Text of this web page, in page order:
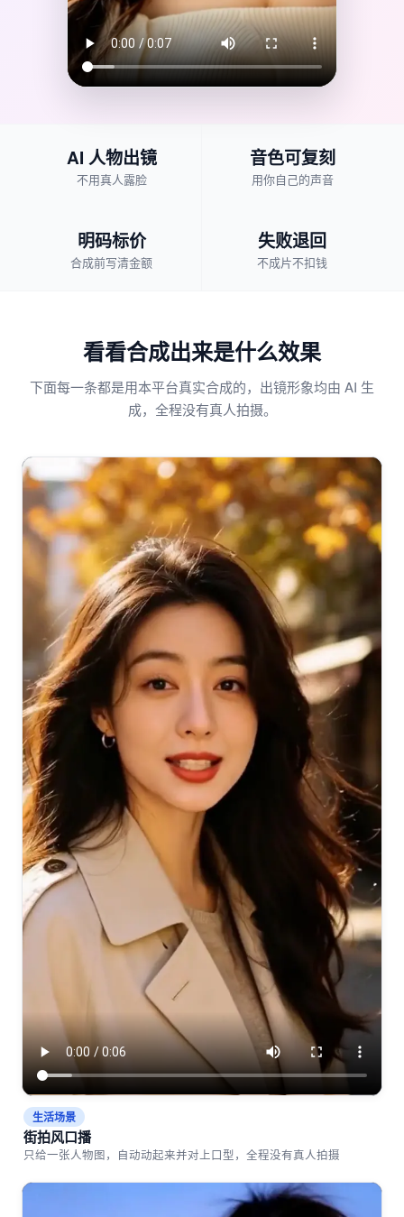
AI 人物出镜
不用真人露脸
音色可复刻
用你自己的声音
明码标价
合成前写清金额
失败退回
不成片不扣钱
看看合成出来是什么效果
下面每一条都是用本平台真实合成的，出镜形象均由 AI 生
成，全程没有真人拍摄。
生活场景
街拍风口播
只给一张人物图，自动动起来并对上口型，全程没有真人拍摄